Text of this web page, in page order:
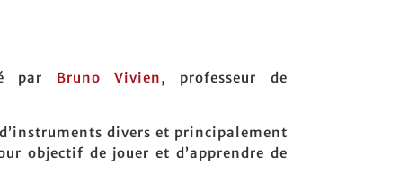
par Bruno Vivien, professeur de
d’instruments divers et principalement
objectif de jouer et d’apprendre de